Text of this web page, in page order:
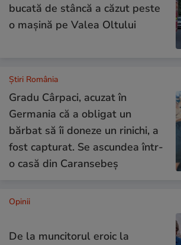
bucată de stâncă a căzut peste
o mașină pe Valea Oltului
Știri România
Gradu Cârpaci, acuzat în
Germania că a obligat un
bărbat să îi doneze un rinichi, a
fost capturat. Se ascundea într-
o casă din Caransebeș
Opinii
De la muncitorul eroic la